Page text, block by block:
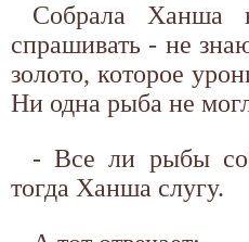
Собрала Ханша
спрашивать - не
золото, которое
Ни одна рыба не
- Все ли рыбы
тогда Ханша слугу.